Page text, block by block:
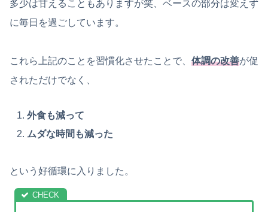
多少は甘えることもありますが笑、ベースの部分は変えず
に毎日を過ごしています。
これら上記のことを習慣化させたことで、 体調の改善が促
されただけでなく、
外食も減って
ムダな時間も減った
という好循環に入りました。